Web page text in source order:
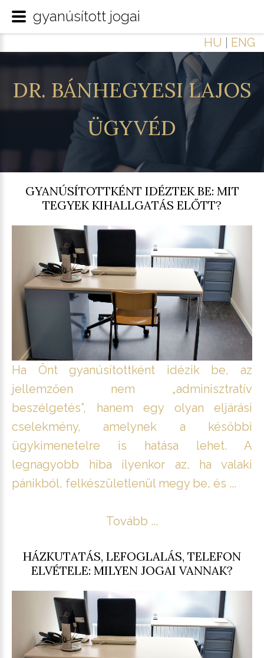
HU ENG
DR. BÁNHEGYESI LAJOS
ÜGYVÉD
GYANÚSÍTOTTKÉNT IDÉZTEK BE: MIT
TEGYEK KIHALLGATÁS ELŐTT?
Ha Önt gyanúsítottként idézik be, az
jellemzően nem „adminisztratív
beszélgetés”, hanem egy olyan eljárási
cselekmény, amelynek a későbbi
ügykimenetelre is hatása lehet. A
legnagyobb hiba ilyenkor az, ha valaki
pánikból, felkészületlenül megy be, és ...
Tovább ...
HÁZKUTATÁS, LEFOGLALÁS, TELEFON
ELVÉTELE: MILYEN JOGAI VANNAK?
gyanúsított jogai